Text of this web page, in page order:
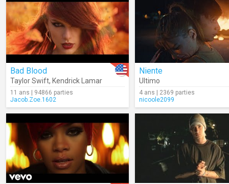
Bad Blood
Taylor Swift, Kendrick Lamar
11 ans | 94866 parties
Jacob.Zoe.1602
Niente
Ultimo
4 ans | 2369 parties
nicoole2099